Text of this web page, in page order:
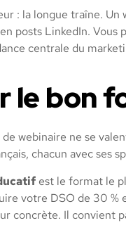
: la longue traîne. Un
posts LinkedIn. Vous
centrale du
le bon
de webinaire ne se
chacun avec ses
est le format le
votre DSO de 30 %
concrète. Il convient